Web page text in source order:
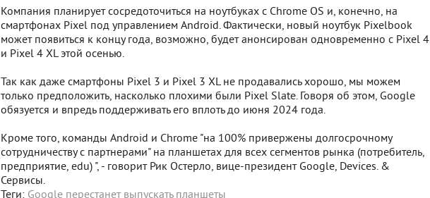
Компания планирует сосредоточиться на ноутбуках с Chrome OS и, конечно, на
смартфонах Pixel под управлением Android. Фактически, новый ноутбук Pixelbook
может появиться к концу года, возможно, будет анонсирован одновременно с Pixel 4
и Pixel 4 XL этой осенью.
Так как даже смартфоны Pixel 3 и Pixel 3 XL не продавались хорошо, мы можем
только предположить, насколько плохими были Pixel Slate. Говоря об этом, Google
обязуется и впредь поддерживать его вплоть до июня 2024 года.
Кроме того, команды Android и Chrome "на 100% привержены долгосрочному
сотрудничеству с партнерами" на планшетах для всех сегментов рынка (потребитель,
предприятие, edu) ", - говорит Рик Остерло, вице-президент Google, Devices. &
Сервисы.
Теги: Google перестанет выпускать планшеты